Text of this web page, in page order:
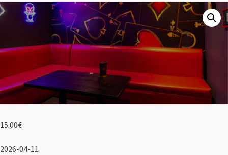
15.00€
2026-04-11